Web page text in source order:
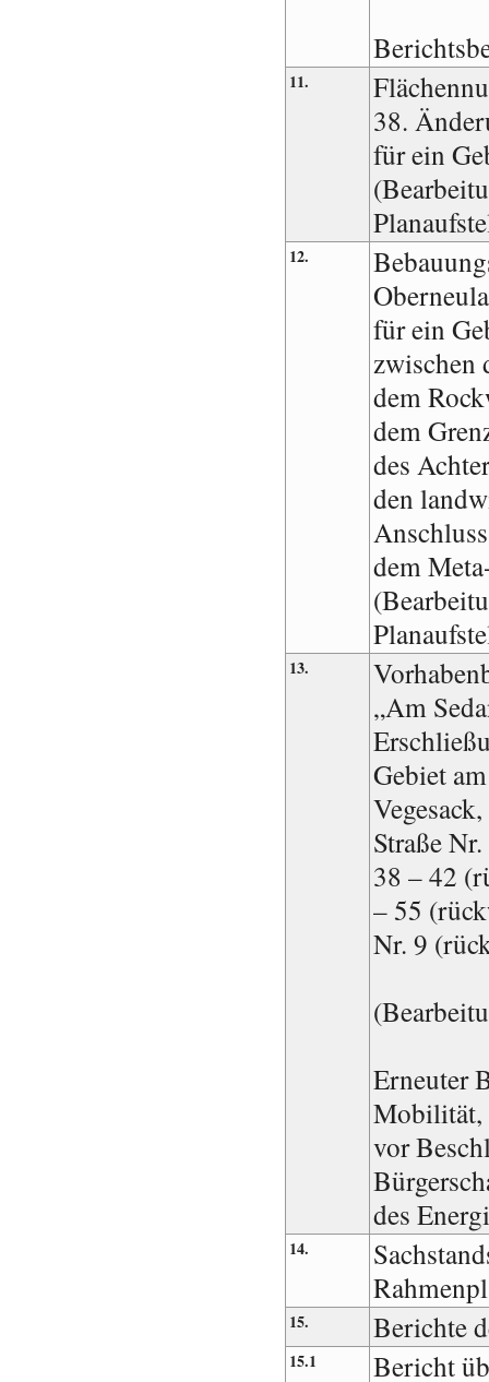
11.
38.
für ein
12.
für ein
zwischen
dem
dem
des
den
dem
13.
„Am
Gebiet
Straße
38 – 42
– 55
Nr. 9
Erneuter
Mobilität,
vor
des
14.
15. Berichte
15.1
Bericht